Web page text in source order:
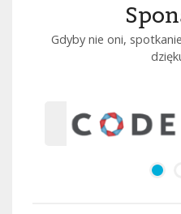
Gdyby nie oni,